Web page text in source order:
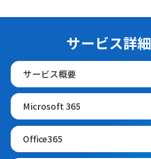
サービス詳細
サービス概要
Microsoft 365
Office365